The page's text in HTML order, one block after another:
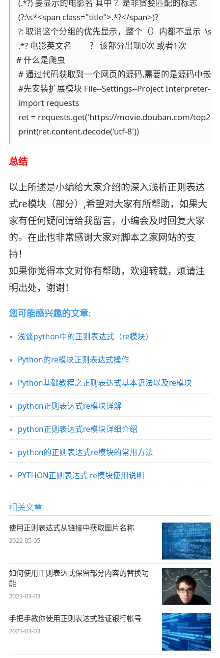
(.*?) 要显示的电影名 其中 ？是非贪婪匹配的标志
(?:\s*<span class="title">.*?</span>)?
?: 取消这个分组的优先显示，整个（）内都不显示
.*? 电影英文名         ？ 该部分出现0次 或者1次
# 什么是爬虫
# 通过代码获取到一个网页的源码,需要的是源码中嵌
#先安装扩展模块 File--Settings--Project Interpreter--
import requests
ret = requests.get('https://movie.douban.com/
print(ret.content.decode('utf-8'))
总结
以上所述是小编给大家介绍的深入浅析正则表达
式re模块（部分）,希望对大家有所帮助，如果大
家有任何疑问请给我留言，小编会及时回复大家
的。在此也非常感谢大家对脚本之家网站的支
持！
如果你觉得本文对你有帮助，欢迎转载，烦请注
明出处，谢谢！
您可能感兴趣的文章:
浅谈python中的正则表达式（re模块）
Python的re模块正则表达式操作
Python基础教程之正则表达式基本语法以及re模块
python正则表达式re模块详解
python正则表达式re模块详细介绍
python的正则表达式re模块的常用方法
PYTHON正则表达式 re模块使用说明
相关文章
使用正则表达式从链接中获取图片名称
2022-05-05
如何使用正则表达式保留部分内容的替换功
能
2023-03-03
手把手教你使用正则表达式验证银行帐号
2023-03-03